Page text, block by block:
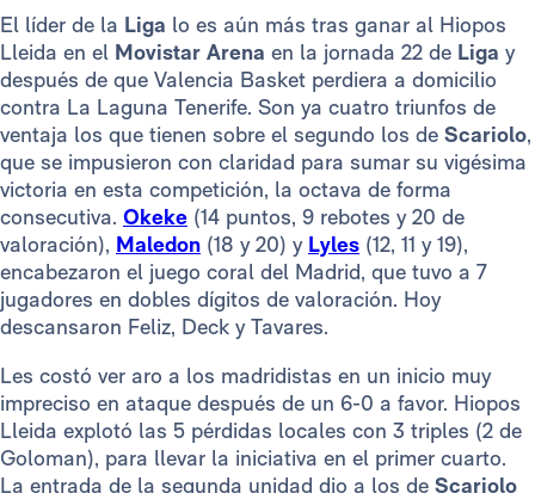
El líder de la Liga lo es aún más tras ganar al Hiopos
Lleida en el Movistar Arena en la jornada 22 de Liga y
después de que Valencia Basket perdiera a domicilio
contra La Laguna Tenerife. Son ya cuatro triunfos de
ventaja los que tienen sobre el segundo los de Scariolo,
que se impusieron con claridad para sumar su vigésima
victoria en esta competición, la octava de forma
consecutiva. Okeke (14 puntos, 9 rebotes y 20 de
valoración), Maledon (18 y 20) y Lyles (12, 11 y 19),
encabezaron el juego coral del Madrid, que tuvo a 7
jugadores en dobles dígitos de valoración. Hoy
descansaron Feliz, Deck y Tavares.
Les costó ver aro a los madridistas en un inicio muy
impreciso en ataque después de un 6-0 a favor. Hiopos
Lleida explotó las 5 pérdidas locales con 3 triples (2 de
Goloman), para llevar la iniciativa en el primer cuarto.
La entrada de la segunda unidad dio a los de Scariolo